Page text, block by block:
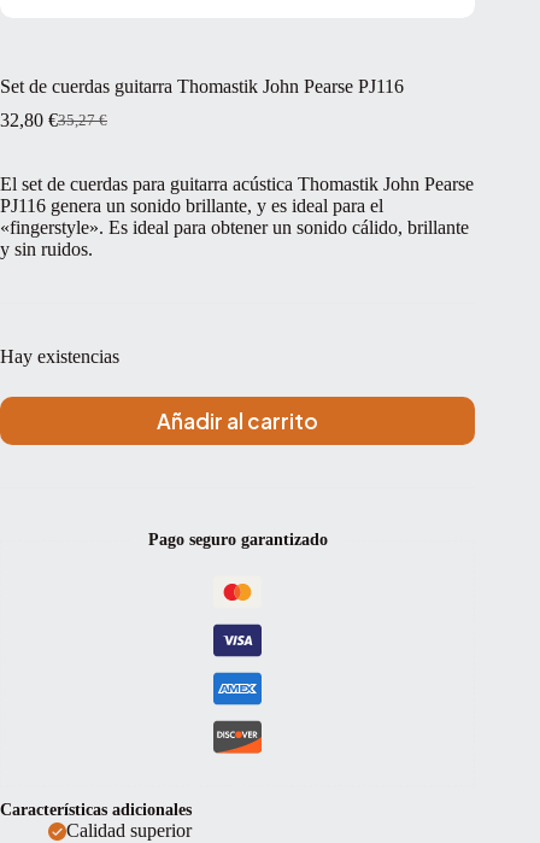
Set de cuerdas guitarra Thomastik John Pearse PJ116
35,27€
El
original
era:
35,27 €.
32,80 €El
actual
es:
32,80 €.
El set de cuerdas para guitarra acústica Thomastik John Pearse
PJ116 genera un sonido brillante, y es ideal para el
«fingerstyle». Es ideal para obtener un sonido cálido, brillante
y sin ruidos.
Hay existencias
Añadir al carrito
Pago seguro garantizado
Características adicionales
Calidad superior